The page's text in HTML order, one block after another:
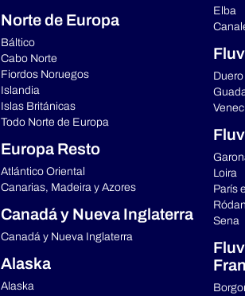
Norte de Europa
Báltico
Cabo Norte
Fiordos Noruegos
Islandia
Islas Británicas
Todo Norte de Europa
Europa Resto
Atlántico Oriental
Canarias, Madeira y Azores
Canadá y Nueva Inglaterra
Canadá y Nueva Inglaterra
Alaska
Alaska
Elba
Duero
Loira
París
Sena